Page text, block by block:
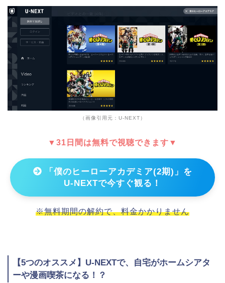
（画像引用元：U-NEXT）
▼31日間は無料で視聴できます▼
「僕のヒーローアカデミア(2期)」を
U-NEXTで今すぐ観る！
※無料期間の解約で、料金かかりません
【5つのオススメ】U-NEXTで、自宅がホームシアタ
ーや漫画喫茶になる！？